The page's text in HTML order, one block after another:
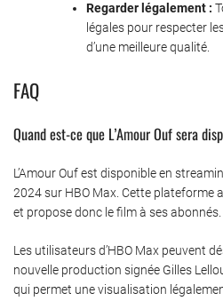
Regarder légalement :
légales pour respecter
d’une meilleure qualité.
FAQ
Quand est-ce que L’Amour Ouf sera
L’Amour Ouf est disponible en
2024 sur HBO Max. Cette plateforme
et propose donc le film à ses abonnés.
Les utilisateurs d’HBO Max peuvent
nouvelle production signée Gilles
qui permet une visualisation